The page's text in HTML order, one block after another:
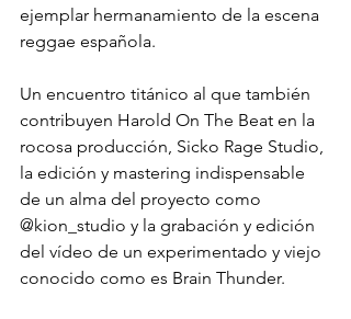
ejemplar hermanamiento de la escena
reggae española.
Un encuentro titánico al que también
contribuyen Harold On The Beat en la
rocosa producción, Sicko Rage Studio,
la edición y mastering indispensable
de un alma del proyecto como
@kion_studio y la grabación y edición
del vídeo de un experimentado y viejo
conocido como es Brain Thunder.